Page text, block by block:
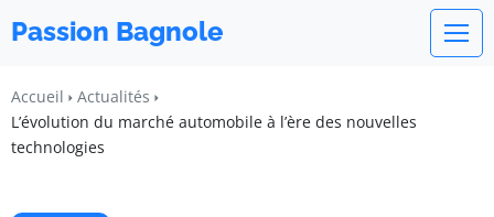
Passion Bagnole
Accueil
Actualités
L’évolution du marché automobile à l’ère des nouvelles
technologies